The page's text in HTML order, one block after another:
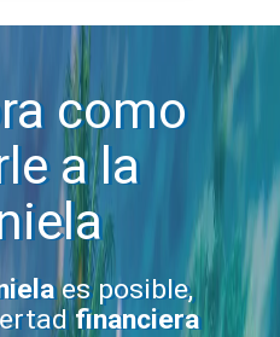
como
a la
es posible,
financiera